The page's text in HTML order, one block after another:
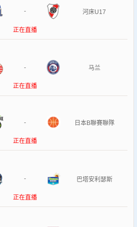
- 河床U17
正在直播
- 马兰
正在直播
- 日本B聯賽聯隊
正在直播
- 巴塔安利瑟斯
正在直播